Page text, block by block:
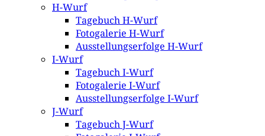
H-Wurf
Tagebuch H-Wurf
Fotogalerie H-Wurf
Ausstellungserfolge H-Wurf
I-Wurf
Tagebuch I-Wurf
Fotogalerie I-Wurf
Ausstellungserfolge I-Wurf
J-Wurf
Tagebuch J-Wurf